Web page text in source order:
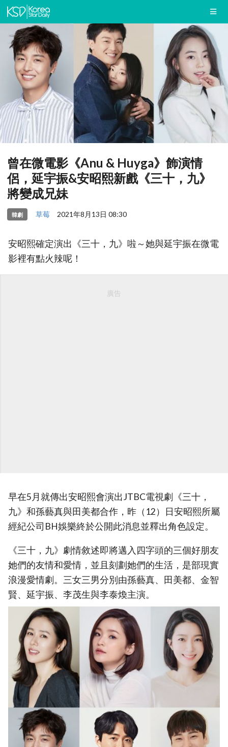
曾在微電影《Anu & Huyga》飾演情
侶，延宇振&安昭熙新戲《三十，九》
將變成兄妹
韓劇 草莓 2021年8月13日 08:30
安昭熙確定演出《三十，九》啦～她與延宇振在微電
影裡有點火辣呢！
廣告
早在5月就傳出安昭熙會演出JTBC電視劇《三十，
九》和孫藝真與田美都合作，昨（12）日安昭熙所屬
經紀公司BH娛樂終於公開此消息並釋出角色設定。
《三十，九》劇情敘述即將邁入四字頭的三個好朋友
她們的友情和愛情，並且刻劃她們的生活，是部現實
浪漫愛情劇。三女三男分別由孫藝真、田美都、金智
賢、延宇振、李茂生與李泰煥主演。